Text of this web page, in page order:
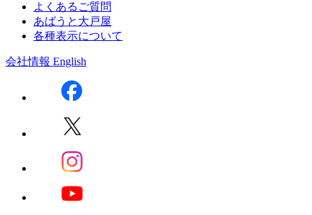
よくあるご質問
あばうと大戸屋
各種表示について
会社情報 English